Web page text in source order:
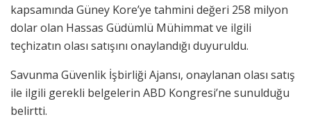
kapsamında Güney Kore’ye tahmini değeri 258 milyon
dolar olan Hassas Güdümlü Mühimmat ve ilgili
teçhizatın olası satışını onaylandığı duyuruldu.
Savunma Güvenlik İşbirliği Ajansı, onaylanan olası satış
ile ilgili gerekli belgelerin ABD Kongresi’ne sunulduğu
belirtti.